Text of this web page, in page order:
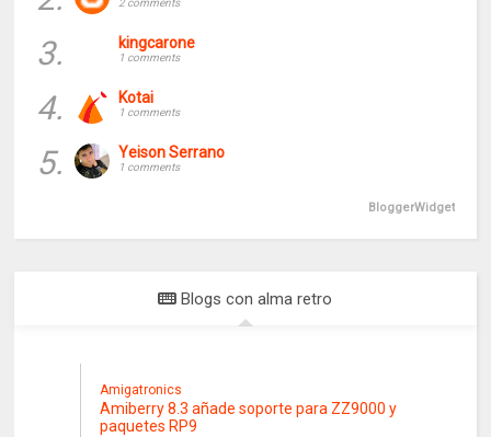
2 comments
3. kingcarone
1 comments
4. Kotai
1 comments
5. Yeison Serrano
1 comments
BloggerWidget
Blogs con alma retro
Amigatronics
Amiberry 8.3 añade soporte para ZZ9000 y
paquetes RP9